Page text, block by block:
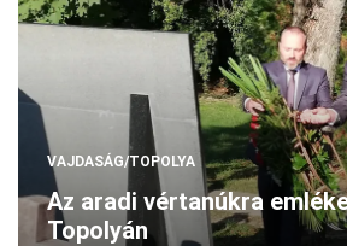
VAJDASÁG/TOPOLYA
Az aradi vértanúkra
Topolyán